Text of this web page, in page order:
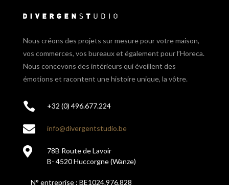
Nous créons des projets sur mesure pour votre maison,
vos commerces, vos bureaux et également pour l’Horeca.
Nous concevons des intérieurs qui éveillent des
émotions et racontent une histoire unique, la vôtre.
 +32 (0) 496.677.224
 info@divergentstudio.be

78B Route de Lavoir
B- 4520 Huccorgne (Wanze)
N° entreprise : BE1024.976.828